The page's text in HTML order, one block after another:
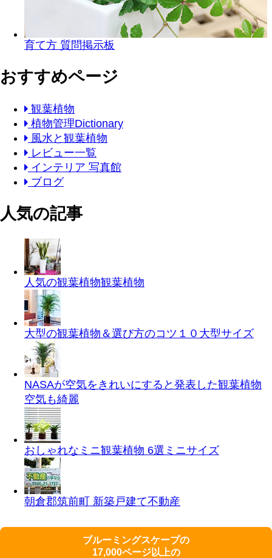
育て方 質問掲示板
おすすめページ
観葉植物
植物管理Dictionary
風水と観葉植物
レビュー一覧
インテリア 写真館
ブログ
人気の記事
人気の観葉植物観葉植物
大型の観葉植物＆選び方のコツ１０ 大型サイズ
NASAが空気をきれいにすると発表した観葉植物
空気も綺麗
おしゃれなミニ観葉植物 6選 ミニサイズ
朝倉郡筑前町 新築戸建て不動産
ブルーミングスケープの
17,000ページ以上の